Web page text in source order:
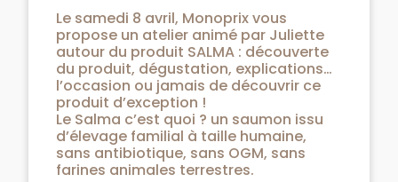
Le samedi 8 avril, Monoprix vous
propose un atelier animé par Juliette
autour du produit SALMA : découverte
du produit, dégustation, explications…
l’occasion ou jamais de découvrir ce
produit d’exception !
Le Salma c’est quoi ? un saumon issu
d’élevage familial à taille humaine,
sans antibiotique, sans OGM, sans
farines animales terrestres.